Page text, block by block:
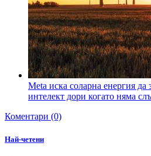
Meta иска соларна енергия да
интелект дори когато няма
Коментари (0)
Най-четени